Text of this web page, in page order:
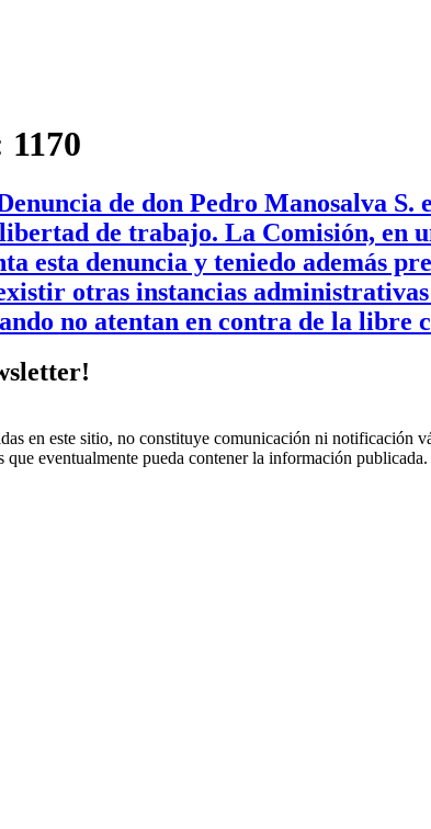
1170
de don Pedro Manosalva
de trabajo. La Comisión, en
esta denuncia y teniedo además
otras instancias
no atentan en contra de la libre
en este sitio, no constituye comunicación ni notificación
eventualmente pueda contener la información publicada.